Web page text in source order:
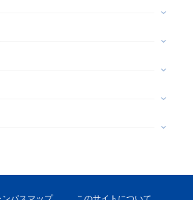
keyboard_arrow_down
keyboard_arrow_down
成果
keyboard_arrow_down
keyboard_arrow_down
keyboard_arrow_down